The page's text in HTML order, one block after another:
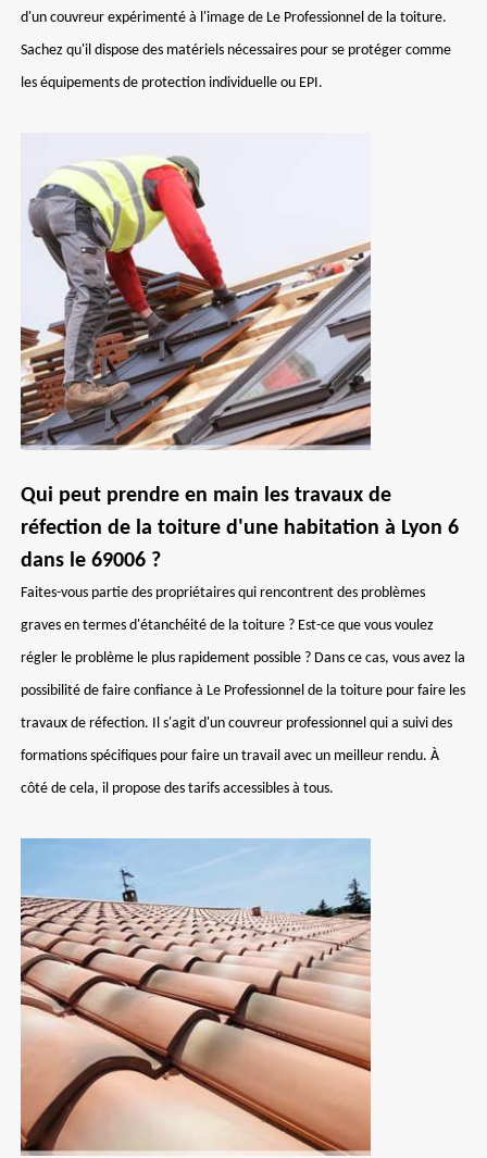
d'un couvreur expérimenté à l'image de Le Professionnel de la toiture.
Sachez qu'il dispose des matériels nécessaires pour se protéger comme
les équipements de protection individuelle ou EPI.
Qui peut prendre en main les travaux de
réfection de la toiture d'une habitation à Lyon 6
dans le 69006 ?
Faites-vous partie des propriétaires qui rencontrent des problèmes
graves en termes d'étanchéité de la toiture ? Est-ce que vous voulez
régler le problème le plus rapidement possible ? Dans ce cas, vous avez la
possibilité de faire confiance à Le Professionnel de la toiture pour faire les
travaux de réfection. Il s'agit d'un couvreur professionnel qui a suivi des
formations spécifiques pour faire un travail avec un meilleur rendu. À
côté de cela, il propose des tarifs accessibles à tous.